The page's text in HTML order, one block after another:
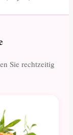
Sie rechtzeitig